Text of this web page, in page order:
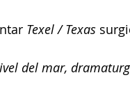
Texel / Texas
del mar,